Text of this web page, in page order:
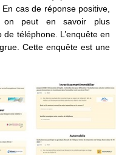
cas de réponse positive,
on peut en savoir plus
téléphone. L’enquête en
Cette enquête est une